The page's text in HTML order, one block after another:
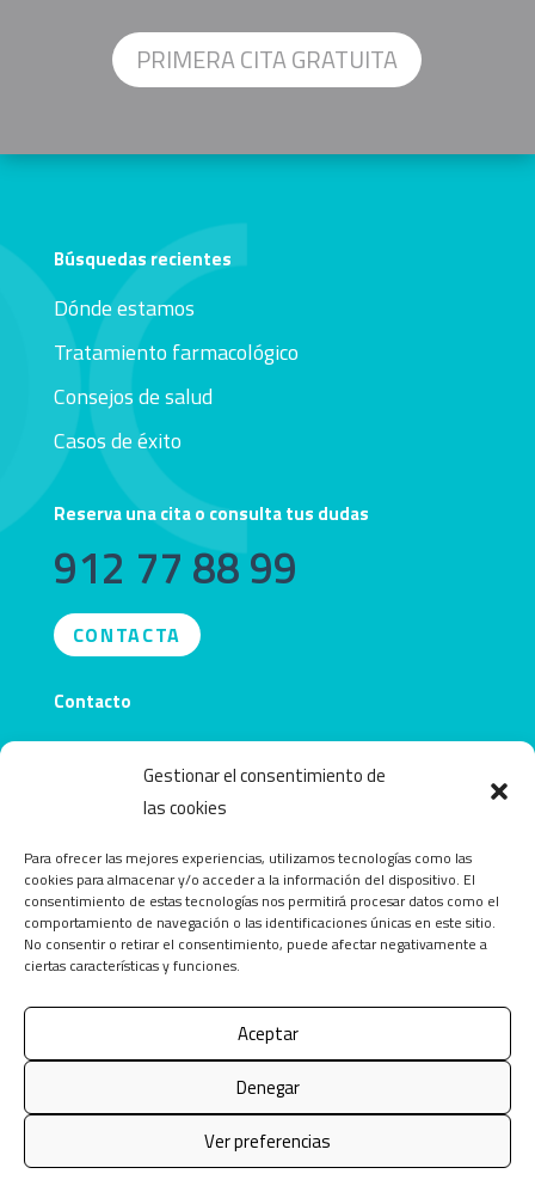
Gestionar el consentimiento de
las cookies
Para ofrecer las mejores experiencias, utilizamos tecnologías como las
cookies para almacenar y/o acceder a la información del dispositivo. El
consentimiento de estas tecnologías nos permitirá procesar datos como el
comportamiento de navegación o las identificaciones únicas en este sitio.
No consentir o retirar el consentimiento, puede afectar negativamente a
ciertas características y funciones.
Aceptar
Denegar
Ver preferencias
PRIMERA CITA GRATUITA
Búsquedas recientes
Dónde estamos
Tratamiento farmacológico
Consejos de salud
Casos de éxito
Reserva una cita o consulta tus dudas
912 77 88 99
CONTACTA
Contacto
info@obecentro.com
Copyright © 2026 OBEcentro. Todos los derechos
reservados.